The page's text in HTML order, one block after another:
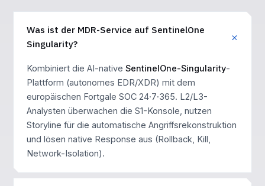
Was ist der MDR-Service auf SentinelOne
Singularity?
Kombiniert die AI-native SentinelOne-Singularity-
Plattform (autonomes EDR/XDR) mit dem
europäischen Fortgale SOC 24·7·365. L2/L3-
Analysten überwachen die S1-Konsole, nutzen
Storyline für die automatische Angriffsrekonstruktion
und lösen native Response aus (Rollback, Kill,
Network-Isolation).